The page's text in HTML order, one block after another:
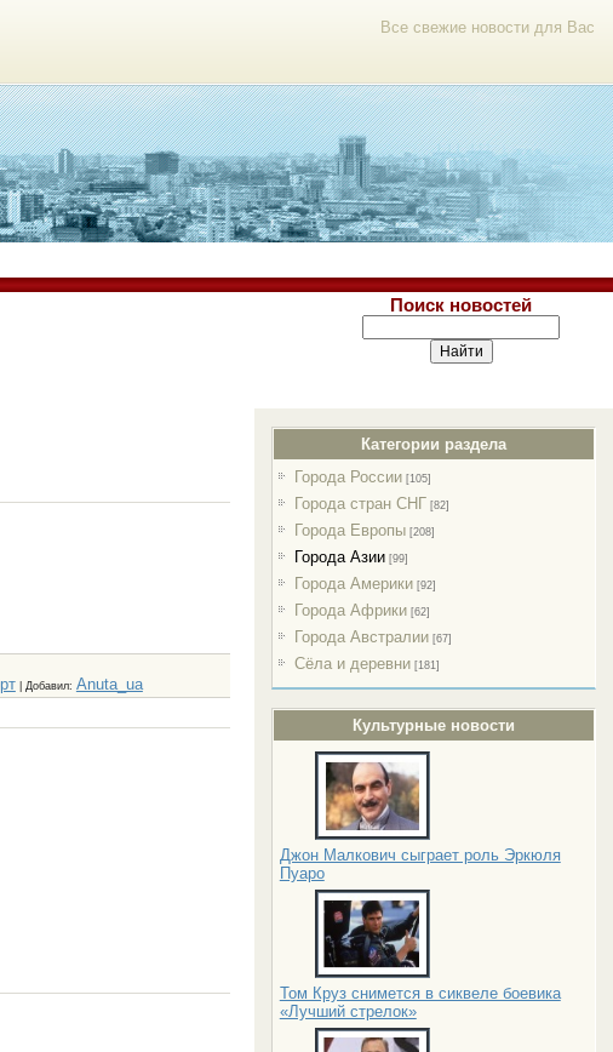
Все свежие новости для Вас
Поиск новостей
Категории раздела
Города России [105]
Города стран СНГ [82]
Города Европы [208]
Города Азии [99]
Города Америки [92]
Города Африки [62]
Города Австралии [67]
Сёла и деревни [181]
Культурные новости
Джон Малкович сыграет роль Эркюля
Пуаро
Том Круз снимется в сиквеле боевика
«Лучший стрелок»
| Добавил: Anuta_ua